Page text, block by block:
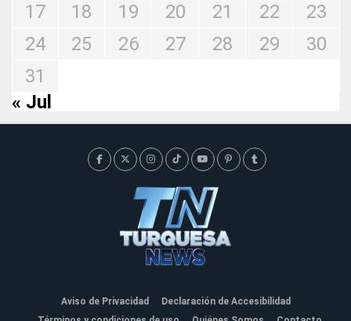
17
18 19 20 21 22
23
24
25 26 27 28 29
30
31
« Jul
Aviso de Privacidad
Declaración de Accesibilidad